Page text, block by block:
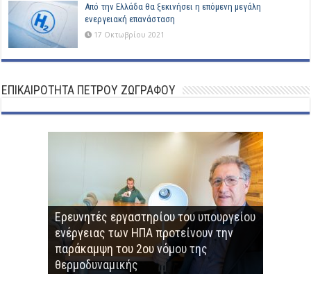
Από την Ελλάδα θα ξεκινήσει η επόμενη μεγάλη
ενεργειακή επανάσταση
17 Οκτωβρίου 2021
ΕΠΙΚΑΙΡΟΤΗΤΑ ΠΕΤΡΟΥ ΖΩΓΡΑΦΟΥ
Ερευνητές εργαστηρίου του υπουργείου
ενέργειας των ΗΠΑ προτείνουν την
παράκαμψη του 2ου νόμου της
θερμοδυναμικής
Μνημόνιο Συνεργασίας μεταξύ ΕΗΑΤΚΣ
και Πέτρου Ζωγράφου
Επαναστατική Μέθοδος Παραγωγής
Συνθετικού Φυσικού Αερίου
Παραγωγή βιοαερίου-βιομεθανίου από
αναερόβια χώνευση αγροτο-
κτηνοτροφικών αποβλήτων
Ο Πέτρος Ζωγράφος παρουσίασε τον
αντιδραστήρα ψυχρής καύσης